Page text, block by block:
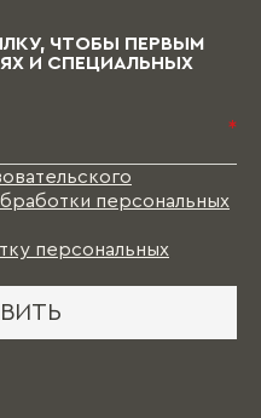
ЧТОБЫ ПЕРВЫМ
И СПЕЦИАЛЬНЫХ
*
персональных
персональных